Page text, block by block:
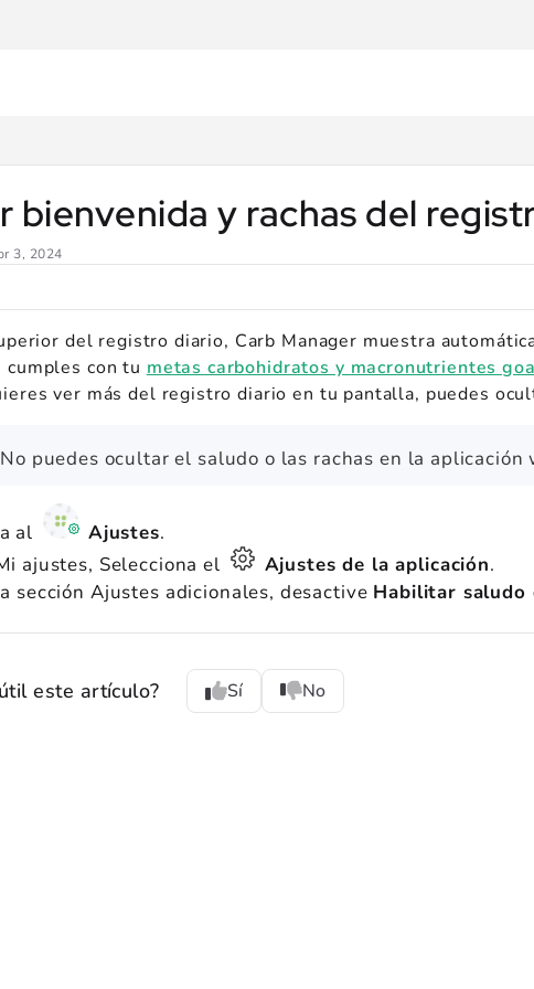
bienvenida y rachas del
3, 2024
del registro diario, Carb Manager muestra
cumples con tu metas carbohidratos y macronutrientes
ver más del registro diario en tu pantalla, puedes
No puedes ocultar el saludo o las rachas en la aplicación
al Ajustes.
ajustes, Selecciona el
Ajustes de la aplicación.
sección Ajustes adicionales, desactive Habilitar
este artículo? Sí No